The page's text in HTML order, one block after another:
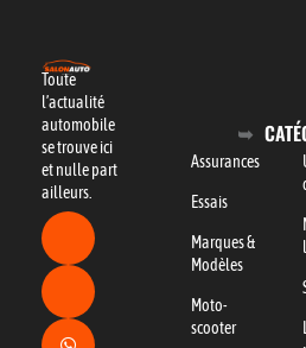
Toute
l’actualité
automobile
se trouve ici
et nulle part
ailleurs.
Assurances
Essais
Marques &
Modèles
Moto-
scooter